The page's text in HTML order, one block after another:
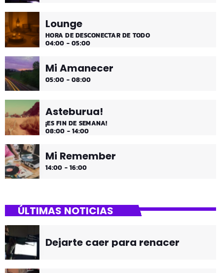
Lounge
HORA DE DESCONECTAR DE TODO
04:00 - 05:00
Mi Amanecer
05:00 - 08:00
Asteburua!
¡ES FIN DE SEMANA!
08:00 - 14:00
Mi Remember
14:00 - 16:00
ÚLTIMAS NOTICIAS
Dejarte caer para renacer